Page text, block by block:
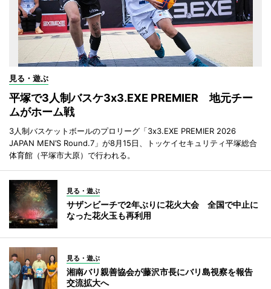
見る・遊ぶ
平塚で3人制バスケ3x3.EXE PREMIER 地元チー
ムがホーム戦
3人制バスケットボールのプロリーグ「3x3.EXE PREMIER 2026
JAPAN MEN’S Round.7」が8月15日、トッケイセキュリティ平塚総合
体育館（平塚市大原）で行われる。
見る・遊ぶ
サザンビーチで2年ぶりに花火大会 全国で中止に
なった花火玉も再利用
見る・遊ぶ
湘南バリ親善協会が藤沢市長にバリ島視察を報告
交流拡大へ